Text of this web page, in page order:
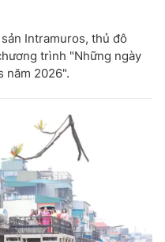
Intramuros, thủ đô
trình "Những ngày
năm 2026".